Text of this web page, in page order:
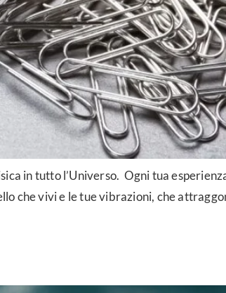
in tutto l’Universo. Ogni tua
che vivi e le tue vibrazioni, che